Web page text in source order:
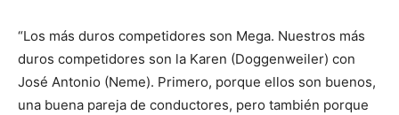
“Los más duros competidores son Mega. Nuestros más
duros competidores son la Karen (Doggenweiler) con
José Antonio (Neme). Primero, porque ellos son buenos,
una buena pareja de conductores, pero también porque